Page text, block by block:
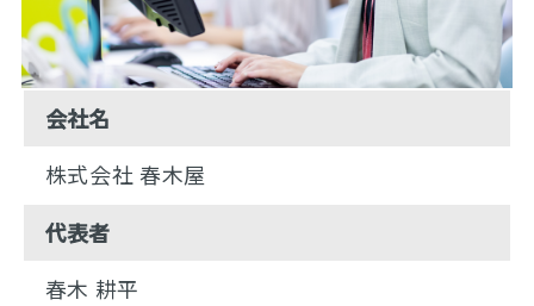
会社名
株式会社 春木屋
代表者
春木 耕平